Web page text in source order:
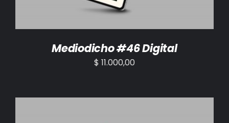
Mediodicho #46 Digital
$ 11.000,00